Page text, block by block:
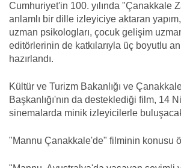
Cumhuriyet'in 100. yılında "Çanakkale
anlamlı bir dille izleyiciye aktaran
uzman psikologları, çocuk gelişim
editörlerinin de katkılarıyla üç boyutlu
hazırlandı.
Kültür ve Turizm Bakanlığı ve
Başkanlığı'nın da desteklediği film, 14
sinemalarda minik izleyicilerle
"Mannu Çanakkale'de" filminin konusu